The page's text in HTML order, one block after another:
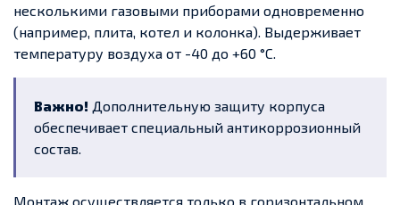
несколькими газовыми приборами одновременно
(например, плита, котел и колонка). Выдерживает
температуру воздуха от -40 до +60 °C.
Важно! Дополнительную защиту корпуса
обеспечивает специальный антикоррозионный
состав.
Монтаж осуществляется только в горизонтальном